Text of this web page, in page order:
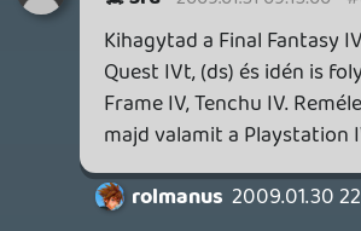
Az ember legnagyobb erénye az alázat.
IX. századi szamuráj bölcsesség.
Én ehhez tartom már magamat vagy 20
éve.